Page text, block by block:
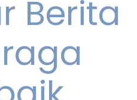
Berita